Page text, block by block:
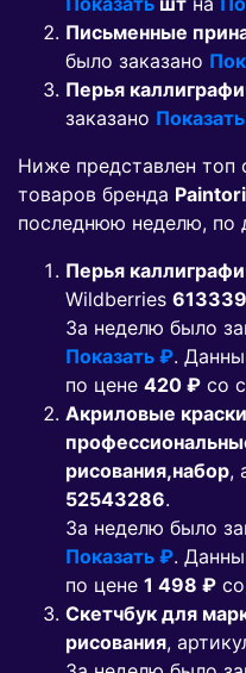
Письменные
было заказано
Перья
заказано Показать
Ниже представлен
товаров бренда
последнюю неделю, по
Перья
Wildberries
За неделю было
Показать ₽.
по цене 420 ₽ co
Акриловые
рисования,набор,
52543286.
За неделю было
Показать ₽.
по цене 1 498 ₽
Скетчбук для
рисования,